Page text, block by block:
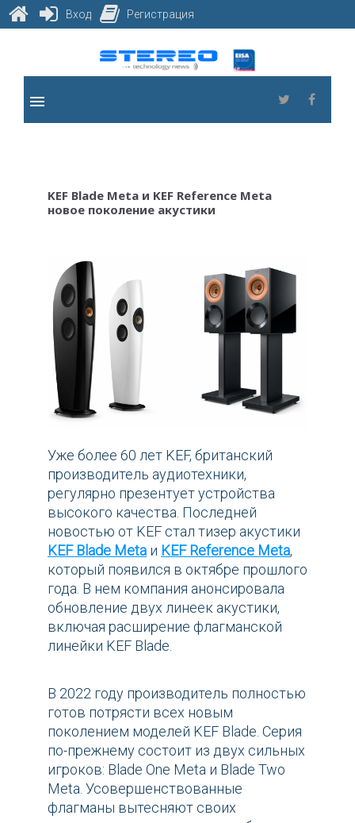
content
Twitter
menu
KEF Blade Meta и KEF Reference Meta
новое поколение акустики
Уже более 60 лет KEF, британский
производитель аудиотехники,
регулярно презентует устройства
высокого качества. Последней
новостью от KEF стал тизер акустики
KEF Blade Meta и KEF Reference Meta,
который появился в октябре прошлого
года. В нем компания анонсировала
обновление двух линеек акустики,
включая расширение флагманской
линейки KEF Blade.
В 2022 году производитель полностью
готов потрясти всех новым
поколением моделей KEF Blade. Серия
по-прежнему состоит из двух сильных
игроков: Blade One Meta и Blade Two
Meta. Усовершенствованные
флагманы вытесняют своих
Вход Регистрация